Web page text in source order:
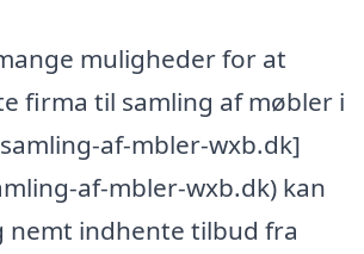
muligheder for at
firma til samling af møbler i
af-mbler-wxb.dk]
af-mbler-wxb.dk) kan
nemt indhente tilbud fra